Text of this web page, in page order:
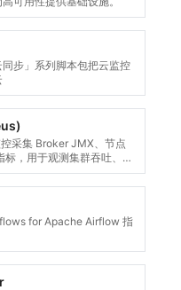
步」系列脚本包把云监控
采集 Broker JMX、节点
，用于观测集群吞吐、延
和资源使用情况。
for Apache Airflow 指